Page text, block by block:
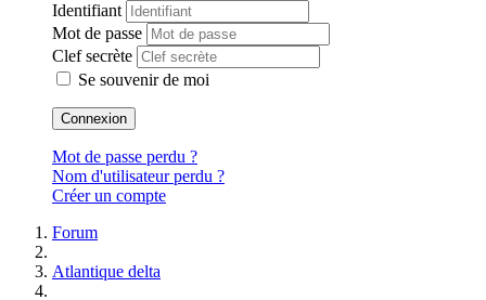
Identifiant
Mot de passe
Clef secrète
Se souvenir de moi
Connexion
Mot de passe perdu ?
Nom d'utilisateur perdu ?
Créer un compte
Forum
Atlantique delta